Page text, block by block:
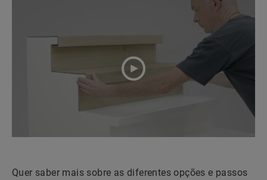
Quer saber mais sobre as diferentes opções e passos